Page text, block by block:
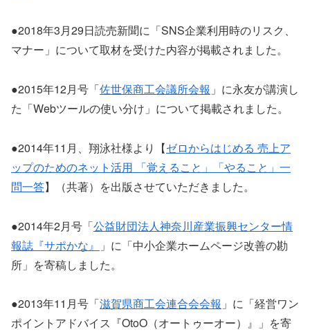
●2018年3月29日読売新聞に「SNS企業利用時のリスク、
マナー」について取材を受けた内容が掲載されました。
●2015年12月号「佐世保商工会議所会報 」に永友が講演し
た「Webツールの使い分け」について掲載されました。
●2014年11月、翔泳社様より【ゼロからはじめる 売上ア
ップのためのネット活用 「覚えること」「やること」一
問一答】（共著）を出版させていただきました。
●2014年2月号「公益財団法人神奈川産業振興センター情
報誌『サポかな』
」に「中小企業ホームページ改善の勘
所」を寄稿しました。
●2013年11月号「滋賀県商工会連合会会報 」に「経営ワン
ポイントアドバイス『OtoO（オートゥーオー）』」を寄